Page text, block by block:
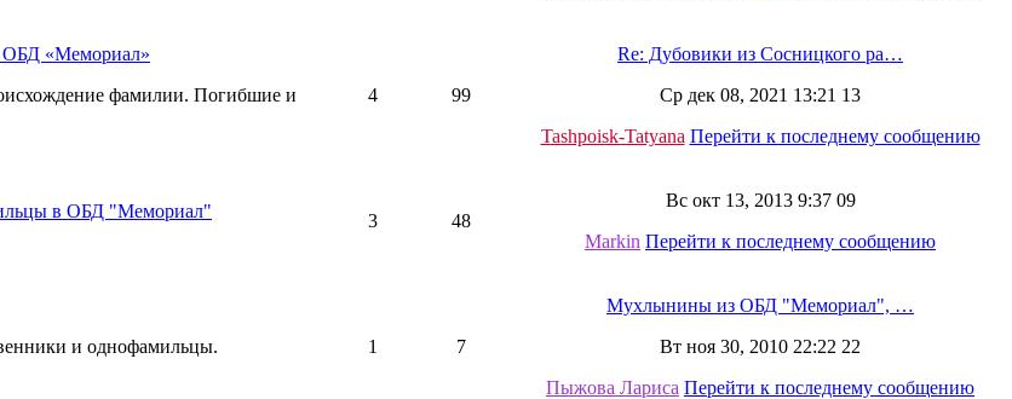
ОБД «Мемориал»
фамилии. Погибшие и
4 99
Re: Дубовики из Сосницкого ра…
Ср дек 08, 2021 13:21 13
Tashpoisk-Tatyana Перейти к последнему сообщению
в ОБД "Мемориал" 3 48
Вс окт 13, 2013 9:37 09
Markin Перейти к последнему сообщению
и однофамильцы.
1 7
Мухлынины из ОБД "Мемориал", …
Вт ноя 30, 2010 22:22 22
Пыжова Лариса Перейти к последнему сообщению